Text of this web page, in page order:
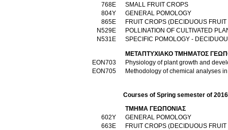
768Ε
SMALL FRUIT CROPS
804Υ
GENERAL POMOLOGY
865Ε
FRUIT CROPS (DECIDUOUS
Ν529Ε
POLLINATION OF CULTIVATED
Ν531Ε
SPECIFIC POMOLOGY -
ΜΕΤΑΠΤΥΧΙΑΚΟ ΤΜΗΜΑΤΟΣ
ΕΟΝ703
Physiology of plant growth and
ΕΟΝ705
Methodology of chemical analyses
Courses of Spring semester of
ΤΜΗΜΑ ΓΕΩΠΟΝΙΑΣ
602Υ
GENERAL POMOLOGY
663Ε
FRUIT CROPS (DECIDUOUS